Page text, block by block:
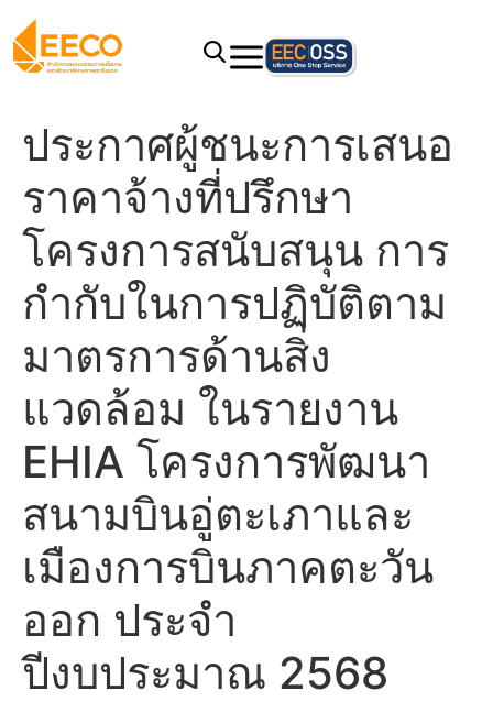
ประกาศผู้ชนะการเสนอ
ราคาจ้างที่ปรึกษา
โครงการสนับสนุน การ
กำกับในการปฏิบัติตาม
มาตรการด้านสิ่ง
แวดล้อม ในรายงาน
EHIA โครงการพัฒนา
สนามบินอู่ตะเภาและ
เมืองการบินภาคตะวัน
ออก ประจำ
ปีงบประมาณ 2568